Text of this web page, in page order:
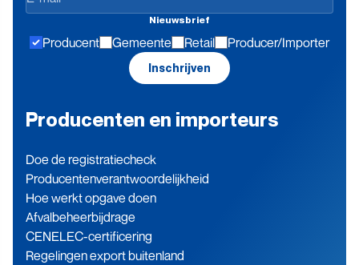
de
blijven
Nieuwsbrief
Producent Gemeente Retail Producer/Importer
Inschrijven
Producenten en importeurs
Doe de registratiecheck
Producenten­verantwoordelijkheid
Hoe werkt opgave doen
Afvalbeheerbijdrage
CENELEC-certificering
Regelingen export buitenland